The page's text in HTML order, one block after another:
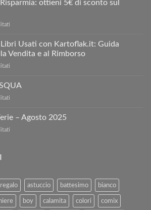
ottieni 5€ di sconto sul
Risparmia:
sconto
Usati con Kartoflak.it: Guida
Vendita e al Rimborso
i
tuoi
con
Rimborso
PASQUA
– Agosto 2025
2025
astuccio battesimo bianco
boy calamita colori comix